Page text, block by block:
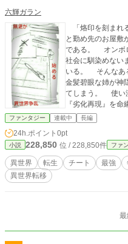
六輝ガラン
「烙印を刻まれ
と勤め先のお屋敷
である。 オンボ
社会に馴染めない
いる。 そんなあ
金髪碧眼な姉が神
てしまう。 使い
『劣化再現』を
クライン）への単
世界争乱。
ファンタジー 連載中 長編
24h.ポイント 0pt
小説 228,850 位 / 228,850件 ファ
異世界 転生 チート 最強
異世界転移